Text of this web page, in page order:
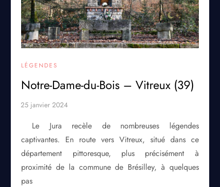
LÉGENDES
Notre-Dame-du-Bois – Vitreux (39)
Le Jura recèle de nombreuses légendes
captivantes. En route vers Vitreux, situé dans ce
département pittoresque, plus précisément à
proximité de la commune de Brésilley, à quelques
pas